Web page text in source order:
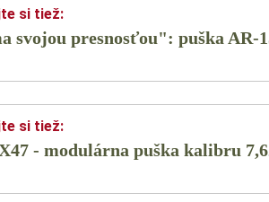
svojou presnosťou": puška AR-
- modulárna puška kalibru